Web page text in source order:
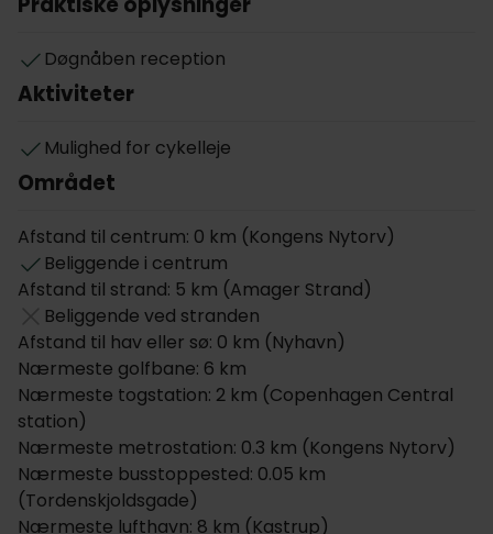
gåben, er I på strøget. To gader væk finder I Nyhavn
befinder sig i et levende kvarter med anerkendte
restauranter, uformel streetfood, hyggelige cafeer,
Der er nem parkering tæt på hotellet mod et
dagligt gebyr, og I tilbydes også cykler til leje. The
venlige hund, og jeres hund er naturligvis også
velkommen.
Værelserne
Hotellets 81 indbydende værelser findes i forskellige
størrelser, og passer godt til både par, familier og
grupper. Værelserne er indrettet med danske
designmøbler, og udmærker sig ved de yderst
komfortable senge. Alle værelser har eget
brusebad, fjernsyn, telefon, minibox og hårtørrer.
Hotellet tilbyder også allergivenlige værelser.
Døgnåben reception
Aktiviteter
Mulighed for cykelleje
Området
Afstand til centrum: 0 km (Kongens Nytorv)
Beliggende i centrum
Afstand til strand: 5 km (Amager Strand)
Beliggende ved stranden
Afstand til hav eller sø: 0 km (Nyhavn)
Nærmeste golfbane: 6 km
Nærmeste togstation: 2 km (Copenhagen Central
station)
Nærmeste metrostation: 0.3 km (Kongens Nytorv)
Nærmeste busstoppested: 0.05 km
(Tordenskjoldsgade)
Nærmeste lufthavn: 8 km (Kastrup)